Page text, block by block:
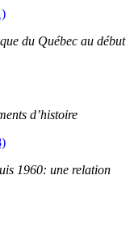
du Québec au début
d’histoire
1960: une relation